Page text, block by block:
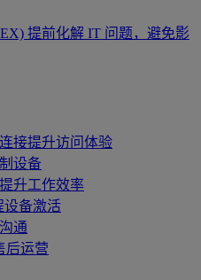
提前化解 IT 问题，避免影
接提升访问体验
设备
升工作效率
设备激活
通
后运营